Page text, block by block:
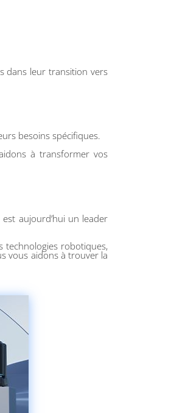
dans leur transition vers
besoins spécifiques.
à transformer vos
est aujourd’hui un leader
technologies robotiques,
vous aidons à trouver la